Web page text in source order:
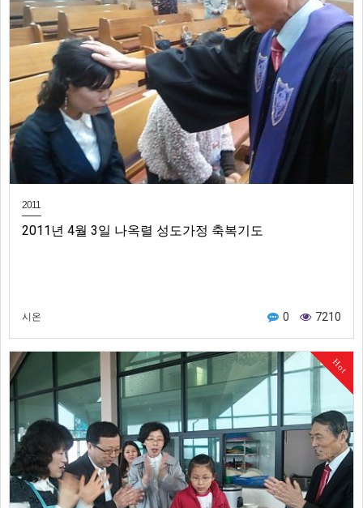
2011
2011년 4월 3일 나옥렬 성도가정 축복기도
시온 0 7210
Hot